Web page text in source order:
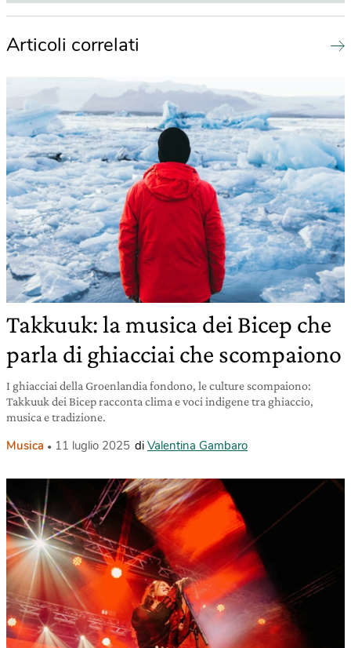
Articoli correlati
Takkuuk: la musica dei Bicep che
parla di ghiacciai che scompaiono
I ghiacciai della Groenlandia fondono, le culture scompaiono:
Takkuuk dei Bicep racconta clima e voci indigene tra ghiaccio,
musica e tradizione.
Musica 11 luglio 2025 di Valentina Gambaro